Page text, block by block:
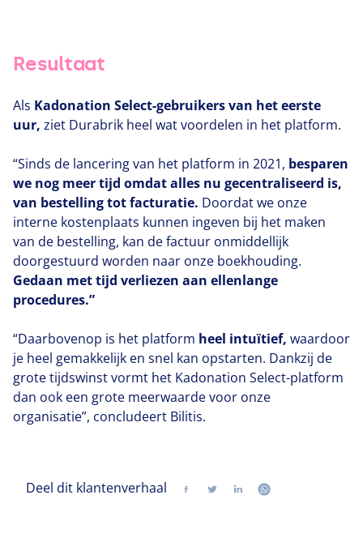
Resultaat
Als Kadonation Select-gebruikers van het eerste
uur, ziet Durabrik heel wat voordelen in het platform.
“Sinds de lancering van het platform in 2021, besparen
we nog meer tijd omdat alles nu gecentraliseerd is,
van bestelling tot facturatie. Doordat we onze
interne kostenplaats kunnen ingeven bij het maken
van de bestelling, kan de factuur onmiddellijk
doorgestuurd worden naar onze boekhouding.
Gedaan met tijd verliezen aan ellenlange
procedures.”
“Daarbovenop is het platform heel intuïtief, waardoor
je heel gemakkelijk en snel kan opstarten. Dankzij de
grote tijdswinst vormt het Kadonation Select-platform
dan ook een grote meerwaarde voor onze
organisatie”, concludeert Bilitis.
Deel dit klantenverhaal
DelenVolg ons op twitter
Volg ons op linkedin
Volg ons op